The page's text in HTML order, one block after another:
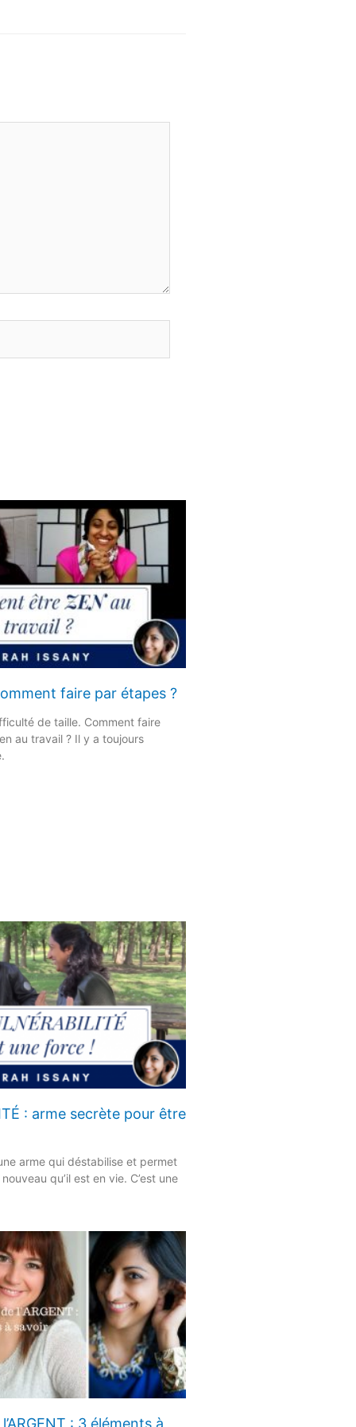
faire par étapes ?
de taille. Comment faire
au travail ? Il y a toujours
: arme secrète pour être
arme qui déstabilise et permet
qu’il est en vie. C’est une
: 3 éléments à